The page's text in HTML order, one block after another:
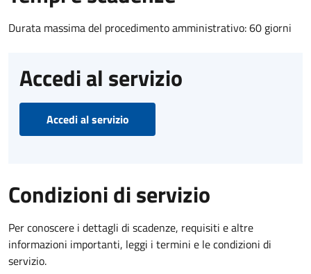
Durata massima del procedimento amministrativo: 60 giorni
Accedi al servizio
Accedi al servizio
Condizioni di servizio
Per conoscere i dettagli di scadenze, requisiti e altre
informazioni importanti, leggi i termini e le condizioni di
servizio.